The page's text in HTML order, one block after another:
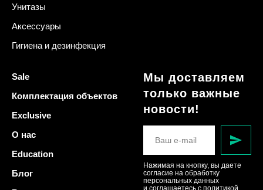
Унитазы
Аксессуары
Гигиена и дезинфекция
Sale
Комплектация объектов
Exclusive
О нас
Education
Блог
Мы доставляем
только важные
новости!
Нажимая на кнопку, вы даете
согласие на обработку
персональных данных